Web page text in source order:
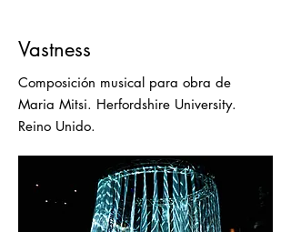
Vastness
Composición musical para obra de
Maria Mitsi. Herfordshire University.
Reino Unido.